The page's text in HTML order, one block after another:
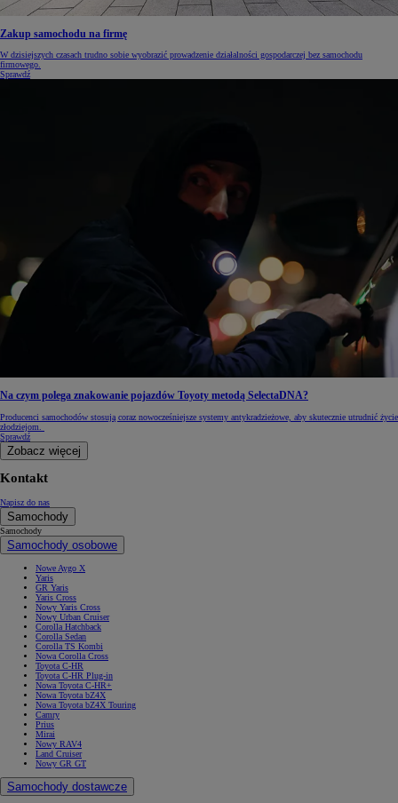
Zakup samochodu na firmę
W dzisiejszych czasach trudno sobie wyobrazić prowadzenie działalności gospodarczej bez samochodu
firmowego.
Sprawdź
Na czym polega znakowanie pojazdów Toyoty metodą SelectaDNA?
Producenci samochodów stosują coraz nowocześniejsze systemy antykradzieżowe, aby skutecznie utrudnić życie
złodziejom.
Sprawdź
Zobacz więcej
Kontakt
Napisz do nas
Samochody
Samochody
Samochody osobowe
Nowe Aygo X
Yaris
GR Yaris
Yaris Cross
Nowy Yaris Cross
Nowy Urban Cruiser
Corolla Hatchback
Corolla Sedan
Corolla TS Kombi
Nowa Corolla Cross
Toyota C-HR
Toyota C-HR Plug-in
Nowa Toyota C-HR+
Nowa Toyota bZ4X
Nowa Toyota bZ4X Touring
Camry
Prius
Mirai
Nowy RAV4
Land Cruiser
Nowy GR GT
Samochody dostawcze